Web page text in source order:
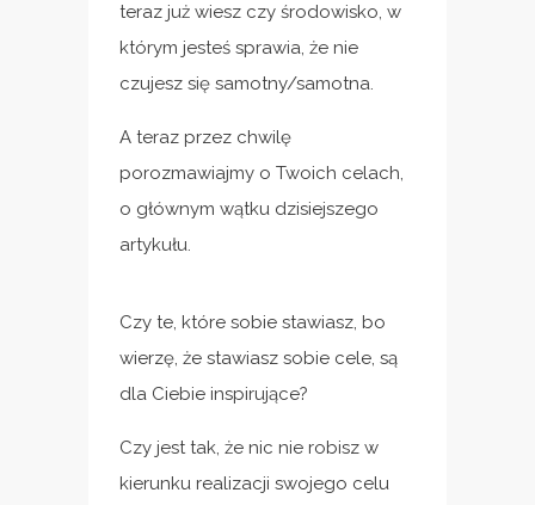
teraz już wiesz czy środowisko, w
którym jesteś sprawia, że nie
czujesz się samotny/samotna.
A teraz przez chwilę
porozmawiajmy o Twoich celach,
o głównym wątku dzisiejszego
artykułu.
Czy te, które sobie stawiasz, bo
wierzę, że stawiasz sobie cele, są
dla Ciebie inspirujące?
Czy jest tak, że nic nie robisz w
kierunku realizacji swojego celu